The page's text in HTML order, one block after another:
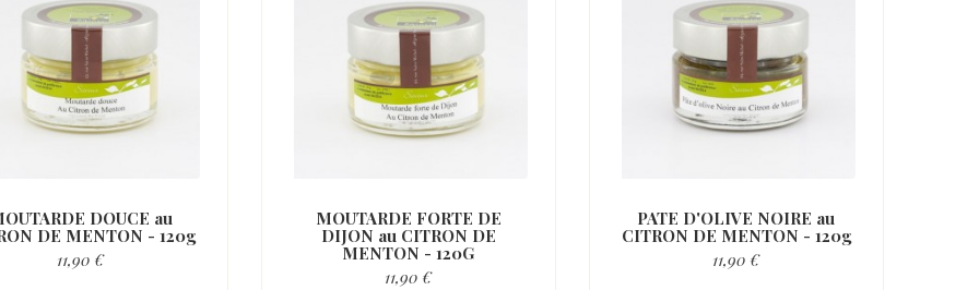
DOUCE au
DE MENTON - 120g
11,90 €
MOUTARDE FORTE DE
DIJON au CITRON DE
MENTON - 120G
11,90 €
PATE D'OLIVE NOIRE au
CITRON DE MENTON - 120g
11,90 €